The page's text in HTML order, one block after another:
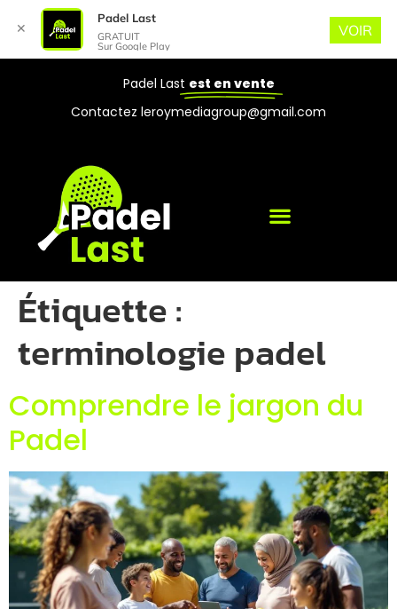
Padel Last est en vente
Contactez leroymediagroup@gmail.com
Étiquette :
terminologie padel
Comprendre le jargon du
Padel
✕
Padel Last
GRATUIT
Sur Google Play
VOIR